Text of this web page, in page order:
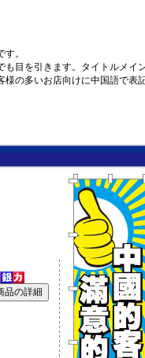
。
目を引きます。タイトルメイ
の多いお店向けに中国語で表